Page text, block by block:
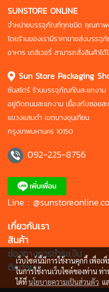
SUNSTORE ONLINE
จำหน่ายบรรจุภัณฑ์ทุกชนิด คุณภา
โดยร้านของเรามีราคาขายส่งบรรจุ
อาหาร เดลิเวอรี่ สามารถสั่งสินค้าได้
Sun Store Packaging
ซันสโตร์ ร้านบรรจุภัณฑ์ในสะแกงาม
อยู่ติดถนนสะแกงาม เยื้องกับซอยส
แขวงแสมดำ เขตบางขุนเทียน
กรุงเทพมหานคร 10150
092-225-8756
Line :
เกี่ยวกับเรา
สินค้า
ช่องทางการชำระเงิน
ติดต่อเรา
เว็บไซต์นี้มีการใช้งานคุกกี้ เพื่อ
ในการใช้งานเว็บไซต์ของท่าน ท่
ได้ที่นโยบายความเป็นส่วนตัว แ